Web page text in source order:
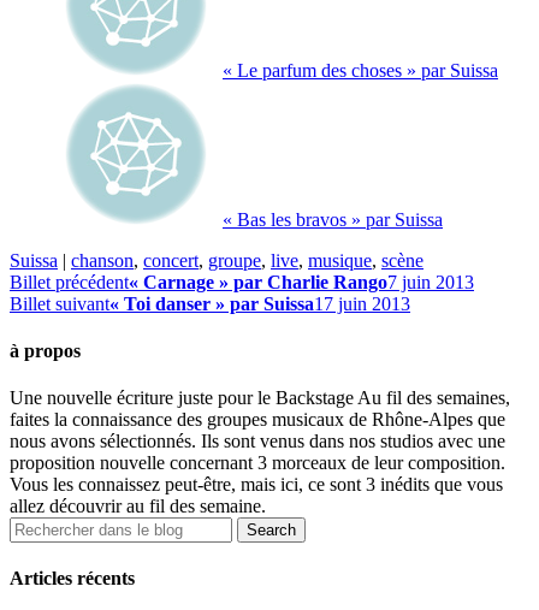
« Le parfum des choses » par Suissa
« Bas les bravos » par Suissa
Suissa | chanson, concert, groupe, live, musique, scène
Billet précédent« Carnage » par Charlie Rango7 juin 2013
Billet suivant« Toi danser » par Suissa17 juin 2013
à propos
Une nouvelle écriture juste pour le Backstage Au fil des semaines,
faites la connaissance des groupes musicaux de Rhône-Alpes que
nous avons sélectionnés. Ils sont venus dans nos studios avec une
proposition nouvelle concernant 3 morceaux de leur composition.
Vous les connaissez peut-être, mais ici, ce sont 3 inédits que vous
allez découvrir au fil des semaine.
Articles récents